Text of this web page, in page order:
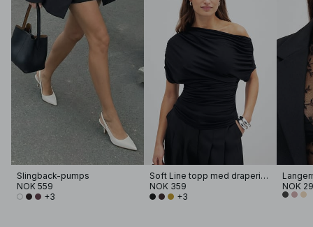
Slingback-pumps
NOK 559
+3
Soft Line topp med drapering
NOK 359
+3
NOK